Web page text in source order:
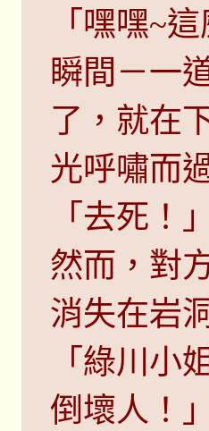
「嘿嘿~
瞬間－一
了，就在
光呼嘯而
「去死！」
然而，對
消失在岩
「綠川小
倒壞人！」